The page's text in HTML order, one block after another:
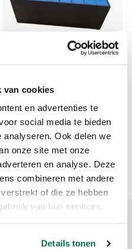
van cookies
en advertenties te
social media te bieden
Ook delen we
onze site met onze
en analyse. Deze
combineren met andere
of die ze hebben
van hun services.
Details tonen
Predator krijt Crest
blauw 144 box
Vanaf 53,96
1
nieuwsbrief